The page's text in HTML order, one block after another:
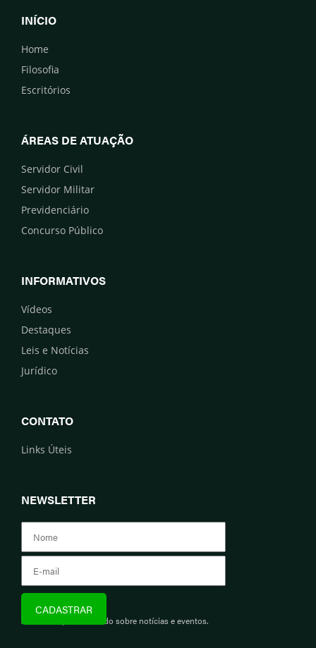
INÍCIO
Home
Filosofia
Escritórios
ÁREAS DE ATUAÇÃO
Servidor Civil
Servidor Militar
Previdenciário
Concurso Público
INFORMATIVOS
Vídeos
Destaques
Leis e Notícias
Jurídico
CONTATO
Links Úteis
NEWSLETTER
Assine e fique informado sobre notícias e eventos.